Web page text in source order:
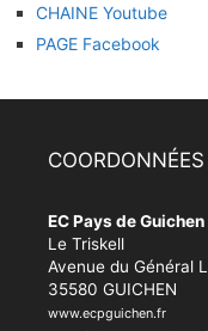
CHAINE Youtube
PAGE Facebook
COORDONNÉES
EC Pays de Guichen
Le Triskell
Avenue du Général
35580 GUICHEN
www.ecpguichen.fr